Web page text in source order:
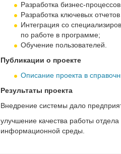
Разработка бизнес-
Разработка ключевых
Интеграция со
по работе в программе;
Обучение пользователей.
Публикации о проекте
Описание проекта в
Результаты проекта
Внедрение системы дало
улучшение качества работы
информационной среды.